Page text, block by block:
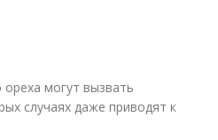
могут вызвать
случаях даже приводят к